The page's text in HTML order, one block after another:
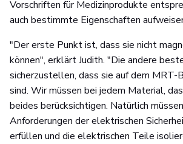
Vorschriften für Medizinprodukte
auch bestimmte Eigenschaften
"Der erste Punkt ist, dass sie nicht
können", erklärt Judith. "Die andere
sicherzustellen, dass sie auf dem MRT-
sind. Wir müssen bei jedem Material,
beides berücksichtigen. Natürlich
Anforderungen der elektrischen
erfüllen und die elektrischen Teile